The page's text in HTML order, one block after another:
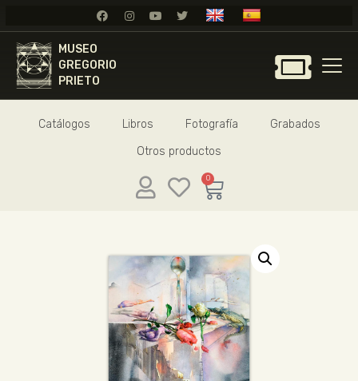
MUSEO
GREGORIO
PRIETO
Catálogos Libros Fotografía
Grabados
Otros productos
0
GREGORIO PRIETO
TIENDA
NOTICIAS